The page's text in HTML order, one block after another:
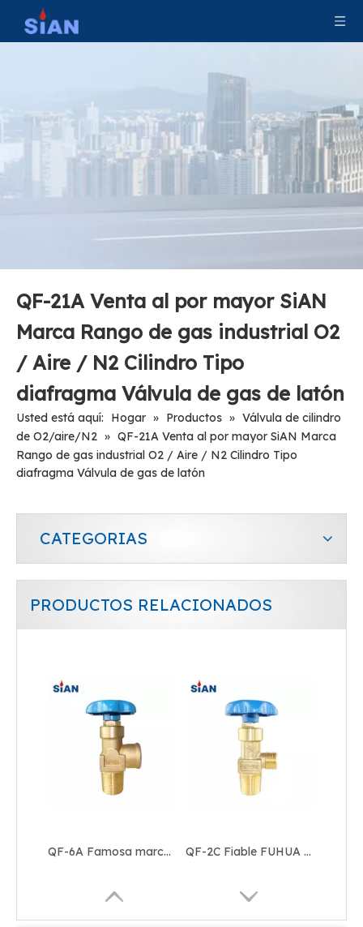
QF-21A Venta al por mayor SiAN
Marca Rango de gas industrial O2
/ Aire / N2 Cilindro Tipo
diafragma Válvula de gas de latón
Usted está aquí: Hogar » Productos » Válvula de cilindro
de O2/aire/N2 » QF-21A Venta al por mayor SiAN Marca
Rango de gas industrial O2 / Aire / N2 Cilindro Tipo
diafragma Válvula de gas de latón
CATEGORIAS
PRODUCTOS RELACIONADOS
Fiable QF-2D O2/Air/N2 Cilindro Válvula tipo aguja Válvula de latón
QF-6A Famosa marca SiAN Fábrica de Fuhua Rango de gas industrial O2 / Aire / N2 Cilindro Flapper Tipo Válvula de gas de latón QF-2C Fiable FUHUA Fábrica Marca SiAN Seguro Rango de gas industrial N2 / O2 / Cilindro de aire Válvula tipo aleta Latón